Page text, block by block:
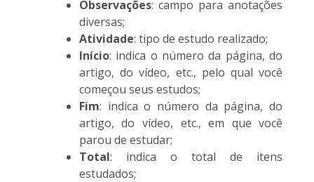
Observações: campo para anotações
diversas;
Atividade: tipo de estudo realizado;
Início: indica o número da página, do
artigo, do vídeo, etc., pelo qual você
começou seus estudos;
Fim: indica o número da página, do
artigo, do vídeo, etc., em que você
parou de estudar;
Total: indica o total de itens
estudados;